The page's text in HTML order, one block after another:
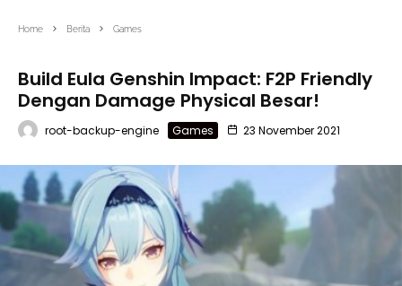
Home Berita Games
Build Eula Genshin Impact: F2P Friendly
Dengan Damage Physical Besar!
root-backup-engine Games 23 November 2021